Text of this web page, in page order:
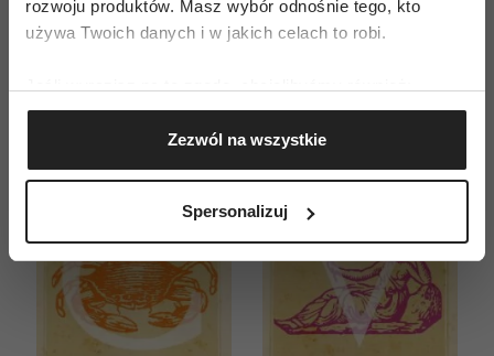
rozwoju produktów. Masz wybór odnośnie tego, kto
używa Twoich danych i w jakich celach to robi.
Gromadzić dane dotyczące Twojej lokalizacji
geograficznej z dokładnością nawet do kilku metrów
Identyfikować Twoje urządzenie, aktywnie
(fingerprinting, czyli wirtualny odcisk palca)
dane są przetwarzane oraz ustaw własne preferencje w
sekcji szczegółów. W Deklaracji plików cookie możesz
zmienić lub wycofać swoją zgodę w dowolnej chwili.
Zezwól na wszystkie
Spersonalizuj